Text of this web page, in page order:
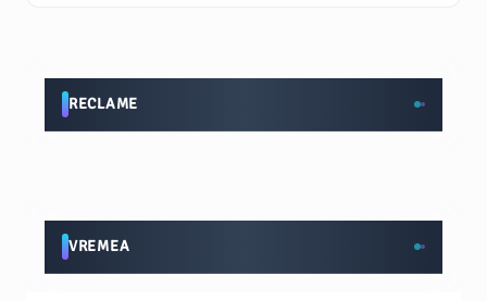
RECLAME
VREMEA